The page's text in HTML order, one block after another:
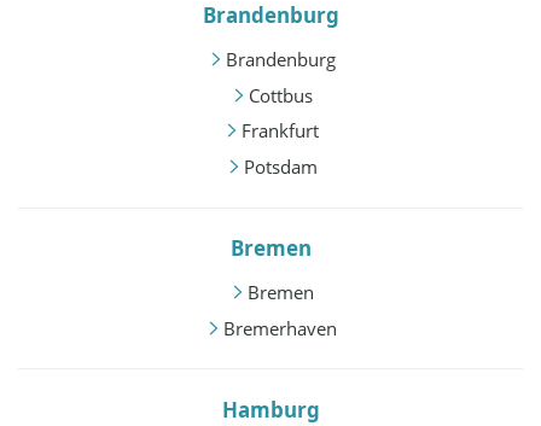
Brandenburg
Brandenburg
Cottbus
Frankfurt
Potsdam
Bremen
Bremen
Bremerhaven
Hamburg